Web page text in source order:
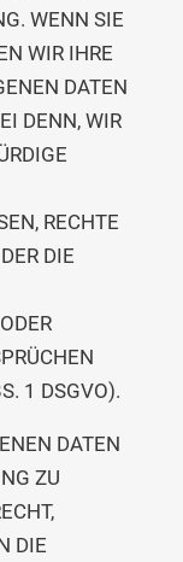
WENN SIE
WIR IHRE
DATEN
DENN, WIR
RECHTE
DIE
1 DSGVO).
DATEN
ZU
DIE